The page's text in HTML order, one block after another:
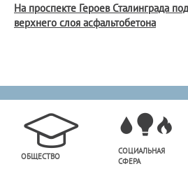
На проспекте Героев Сталинграда
верхнего слоя асфальтобетона
ОБЩЕСТВО
СОЦИАЛЬНАЯ
СФЕРА